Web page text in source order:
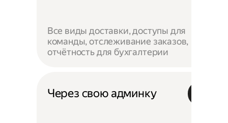
Все виды доставки, доступы для
команды, отслеживание заказов,
отчётность для бухгалтерии
Через свою админку